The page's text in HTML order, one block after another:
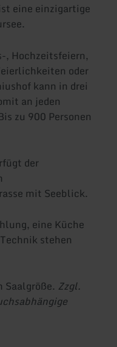
eine einzigartige
, Hochzeitsfeiern,
oder
kann in drei
an jeden
zu 900 Personen
der
mit Seeblick.
eine Küche
stehen
Saalgröße. Zzgl.